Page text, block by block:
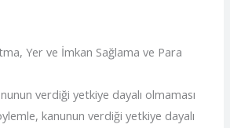
Yer ve İmkan Sağlama ve Para
verdiği yetkiye dayalı olmaması
kanunun verdiği yetkiye dayalı